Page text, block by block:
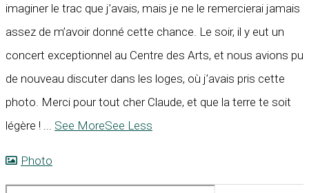
imaginer le trac que j’avais, mais je ne le remercierai jamais
assez de m’avoir donné cette chance. Le soir, il y eut un
concert exceptionnel au Centre des Arts, et nous avions pu
de nouveau discuter dans les loges, où j’avais pris cette
photo. Merci pour tout cher Claude, et que la terre te soit
légère !
See MoreSee Less
Photo